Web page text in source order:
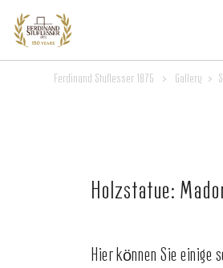
Ferdinand Stuflesser 1875 > Gallery >
Holzstatue:
Hier können Sie einige